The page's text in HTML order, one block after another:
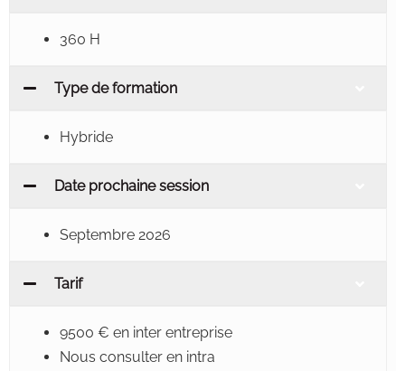
360 H
Type de formation
Hybride
Date prochaine session
Septembre 2026
Tarif
9500 € en inter entreprise
Nous consulter en intra